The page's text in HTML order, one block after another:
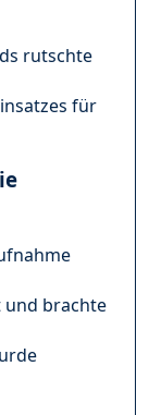
rutschte
für
brachte